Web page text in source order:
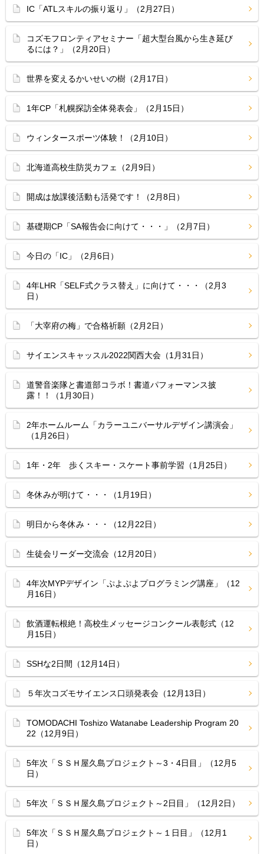
IC「ATLスキルの振り返り」（2月27日）
コズモフロンティアセミナー「超大型台風から生き延び
るには？」（2月20日）
世界を変えるかいせいの樹（2月17日）
1年CP「札幌探訪全体発表会」（2月15日）
ウィンタースポーツ体験！（2月10日）
北海道高校生防災カフェ（2月9日）
開成は放課後活動も活発です！（2月8日）
基礎期CP「SA報告会に向けて・・・」（2月7日）
今日の「IC」（2月6日）
4年LHR「SELF式クラス替え」に向けて・・・（2月3
日）
「大宰府の梅」で合格祈願（2月2日）
サイエンスキャッスル2022関西大会（1月31日）
道警音楽隊と書道部コラボ！書道パフォーマンス披
露！！（1月30日）
2年ホームルーム「カラーユニバーサルデザイン講演会」
（1月26日）
1年・2年 歩くスキー・スケート事前学習（1月25日）
冬休みが明けて・・・（1月19日）
明日から冬休み・・・（12月22日）
生徒会リーダー交流会（12月20日）
4年次MYPデザイン「ぷよぷよプログラミング講座」（12
月16日）
飲酒運転根絶！高校生メッセージコンクール表彰式（12
月15日）
SSHな2日間（12月14日）
５年次コズモサイエンス口頭発表会（12月13日）
TOMODACHI Toshizo Watanabe Leadership Program 20
22（12月9日）
5年次「ＳＳＨ屋久島プロジェクト～3・4日目」（12月5
日）
5年次「ＳＳＨ屋久島プロジェクト～2日目」（12月2日）
5年次「ＳＳＨ屋久島プロジェクト～１日目」（12月1
日）